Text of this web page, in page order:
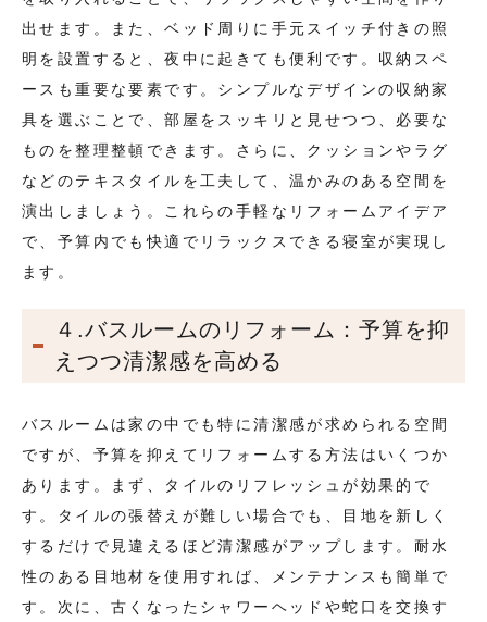
出せます。また、ベッド周りに手元スイッチ付きの照
明を設置すると、夜中に起きても便利です。収納スペ
ースも重要な要素です。シンプルなデザインの収納家
具を選ぶことで、部屋をスッキリと見せつつ、必要な
ものを整理整頓できます。さらに、クッションやラグ
などのテキスタイルを工夫して、温かみのある空間を
演出しましょう。これらの手軽なリフォームアイデア
で、予算内でも快適でリラックスできる寝室が実現し
ます。
４.バスルームのリフォーム：予算を抑
えつつ清潔感を高める
バスルームは家の中でも特に清潔感が求められる空間
ですが、予算を抑えてリフォームする方法はいくつか
あります。まず、タイルのリフレッシュが効果的で
す。タイルの張替えが難しい場合でも、目地を新しく
するだけで見違えるほど清潔感がアップします。耐水
性のある目地材を使用すれば、メンテナンスも簡単で
す。次に、古くなったシャワーヘッドや蛇口を交換す